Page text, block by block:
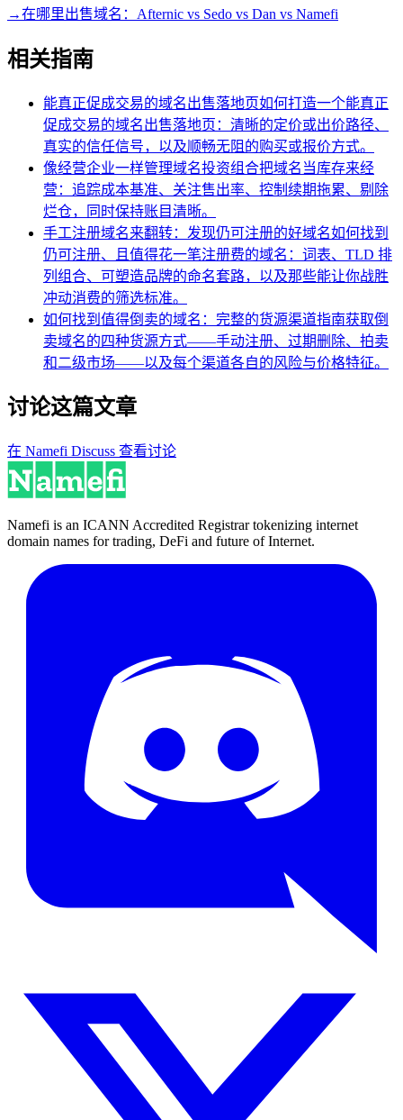
→在哪里出售域名：Afternic vs Sedo vs Dan vs Namefi
相关指南
能真正促成交易的域名出售落地页如何打造一个能真正
促成交易的域名出售落地页：清晰的定价或出价路径、
真实的信任信号，以及顺畅无阻的购买或报价方式。
像经营企业一样管理域名投资组合把域名当库存来经
营：追踪成本基准、关注售出率、控制续期拖累、剔除
烂仓，同时保持账目清晰。
手工注册域名来翻转：发现仍可注册的好域名如何找到
仍可注册、且值得花一笔注册费的域名：词表、TLD 排
列组合、可塑造品牌的命名套路，以及那些能让你战胜
冲动消费的筛选标准。
如何找到值得倒卖的域名：完整的货源渠道指南获取倒
卖域名的四种货源方式——手动注册、过期删除、拍卖
和二级市场——以及每个渠道各自的风险与价格特征。
讨论这篇文章
在 Namefi Discuss 查看讨论
Namefi is an ICANN Accredited Registrar tokenizing internet
domain names for trading, DeFi and future of Internet.